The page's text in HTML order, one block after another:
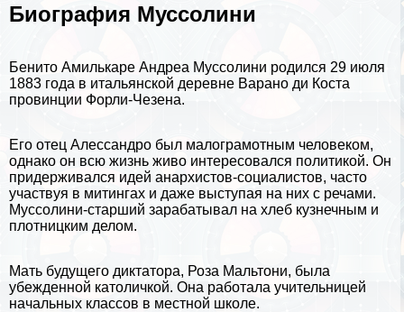
Биография Муссолини
Бенито Амилькаре Андреа Муссолини родился 29 июля
1883 года в итальянской деревне Варано ди Коста
провинции Форли-Чезена.
Его отец Алессандро был малограмотным человеком,
однако он всю жизнь живо интересовался политикой. Он
придерживался идей анархистов-социалистов, часто
участвуя в митингах и даже выступая на них с речами.
Муссолини-старший заpaбатывал на хлеб кузнечным и
плотницким делом.
Мать будущего диктатора, Роза Мальтони, была
убежденной католичкой. Она работала учительницей
начальных классов в местной школе.